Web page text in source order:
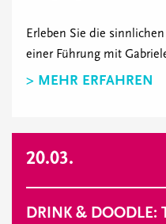
Erleben Sie die
einer Führung mit
> MEHR ERFAHREN
20.03.
DRINK & DOODLE: